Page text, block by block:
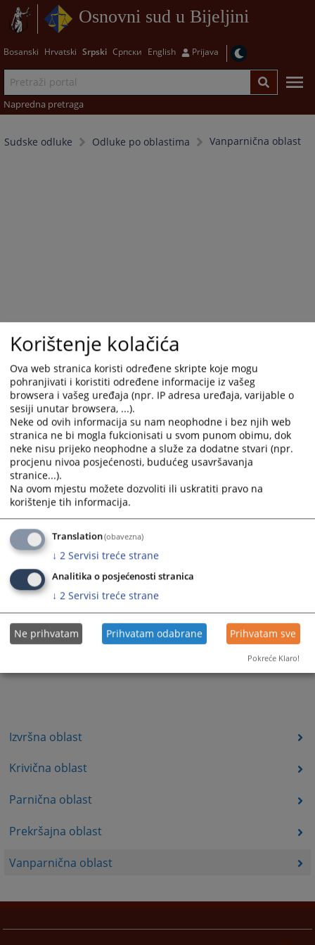
Osnovni sud u Bijeljini
Bosanski Hrvatski Srpski Српски English Prijava
Napredna pretraga
Sudske odluke Odluke po oblastima Vanparnična oblast
Izvršna oblast
Krivična oblast
Parnična oblast
Prekršajna oblast
Vanparnična oblast
Trenutno nema vijesti
Korištenje kolačića
Ova web stranica koristi određene skripte koje mogu
pohranjivati i koristiti određene informacije iz vašeg
browsera i vašeg uređaja (npr. IP adresa uređaja, varijable o
sesiji unutar browsera, ...).
Neke od ovih informacija su nam neophodne i bez njih web
stranica ne bi mogla fukcionisati u svom punom obimu, dok
neke nisu prijeko neophodne a služe za dodatne stvari (npr.
procjenu nivoa posjećenosti, budućeg usavršavanja
stranice...).
Na ovom mjestu možete dozvoliti ili uskratiti pravo na
korištenje tih informacija.
Translation(obavezna)
↓ 2 Servisi treće strane
Analitika o posjećenosti stranica
↓ 2 Servisi treće strane
Ne prihvatam Prihvatam odabrane Prihvatam sve
Pokreće Klaro!